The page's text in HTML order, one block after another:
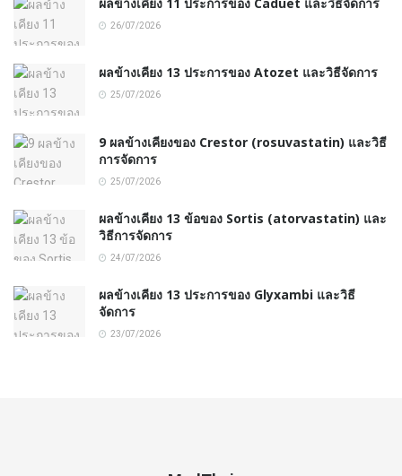
26/07/2026
ผลข้างเคียง 13 ประการของ Atozet และวิธีจัดการ
25/07/2026
9 ผลข้างเคียงของ Crestor (rosuvastatin) และวิธี
การจัดการ
25/07/2026
ผลข้างเคียง 13 ข้อของ Sortis (atorvastatin) และ
วิธีการจัดการ
24/07/2026
ผลข้างเคียง 13 ประการของ Glyxambi และวิธี
จัดการ
23/07/2026